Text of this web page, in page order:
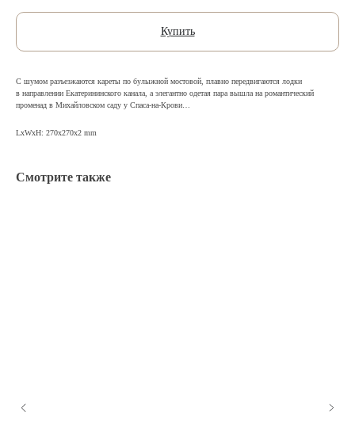
Купить
С шумом разъезжаются кареты по булыжной мостовой, плавно передвигаются лодки
в направлении Екатерининского канала, а элегантно одетая пара вышла на романтический
променад в Михайловском саду у Спаса-на-Крови…
LxWxH: 270x270x2 mm
Смотрите также